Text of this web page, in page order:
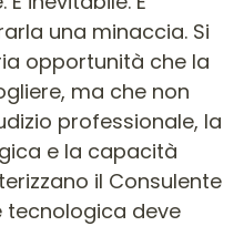
una minaccia. Si
opportunità che la
ma che non
professionale, la
e la capacità
il Consulente
tecnologica deve